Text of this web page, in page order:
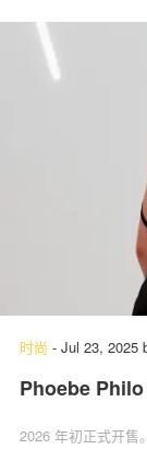
时尚 - Jul 23, 2025
Phoebe
2026 年初正式开售。